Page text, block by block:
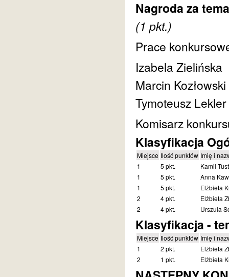
Nagroda za
(1 pkt.)
Prace
Izabela Zielińska
Marcin Kozłowski
Tymoteusz Lekler
Komisarz
Klasyfikacja
Miejsce Ilość punktów Imię i
1
5 pkt.
Kamil
1
5 pkt.
Anna
1
5 pkt.
Elżbieta
2
4 pkt.
Elżbieta
2
4 pkt. Urszula
Klasyfikacja -
Miejsce Ilość punktów Imię i
1
2 pkt.
Elżbieta
2
1 pkt. Elżbieta